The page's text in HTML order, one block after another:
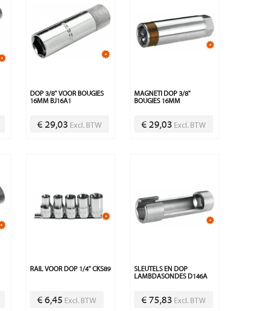
DOP 3/8" VOOR BOUGIES
16MM BJ16A1
€ 29,03 Excl. BTW
MAGNETI DOP 3/8"
BOUGIES 16MM
€ 29,03 Excl. BTW
RAIL VOOR DOP 1/4" CKS89
€ 6,45 Excl. BTW
SLEUTELS EN DOP
LAMBDASONDES D146A
€ 75,83 Excl. BTW